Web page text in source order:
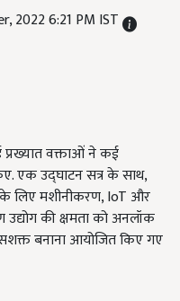
2022 6:21 PM IST
वक्ताओं ने कई
एक उद्घाटन सत्र के साथ,
के लिए मशीनीकरण, IoT और
की क्षमता को अनलॉक
बनाना आयोजित किए गए